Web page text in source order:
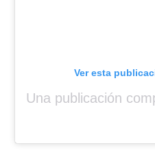
Ver esta